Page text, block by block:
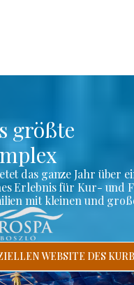
größte
das ganze Jahr über
Erlebnis für Kur- und
mit kleinen und
WEBSITE DES